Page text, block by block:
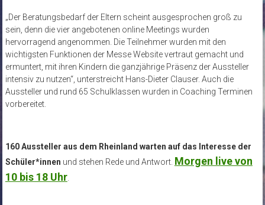
„Der Beratungsbedarf der Eltern scheint ausgesprochen groß zu
sein, denn die vier angebotenen online Meetings wurden
hervorragend angenommen. Die Teilnehmer wurden mit den
wichtigsten Funktionen der Messe Website vertraut gemacht und
ermuntert, mit ihren Kindern die ganzjährige Präsenz der Aussteller
intensiv zu nutzen“, unterstreicht Hans-Dieter Clauser. Auch die
Aussteller und rund 65 Schulklassen wurden in Coaching Terminen
vorbereitet.
160 Aussteller aus dem Rheinland warten auf das Interesse der
Schüler*innen und stehen Rede und Antwort. Morgen live von
10 bis 18 Uhr.